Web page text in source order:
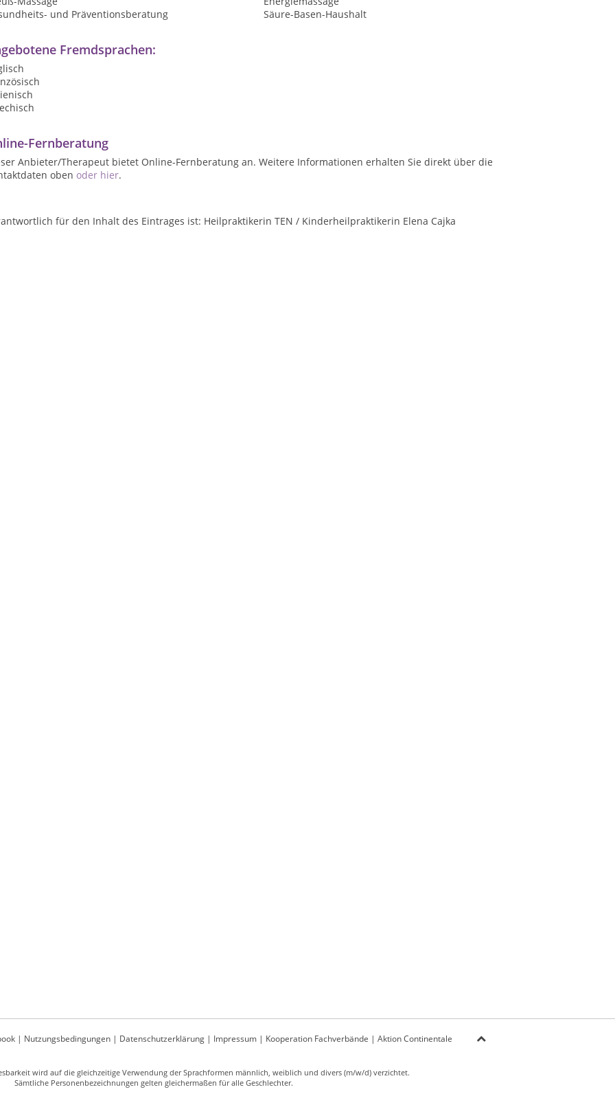
und Präventionsberatung
Säure-Basen-Haushalt
Fremdsprachen:
Fernberatung
Anbieter/Therapeut bietet Online-Fernberatung an. Weitere Informationen erhalten Sie direkt über die
oben oder hier.
für den Inhalt des Eintrages ist: Heilpraktikerin TEN / Kinderheilpraktikerin Elena Cajka
| Nutzungsbedingungen| Datenschutzerklärung| Impressum| Kooperation Fachverbände | Aktion Continentale
wird auf die gleichzeitige Verwendung der Sprachformen männlich, weiblich und divers (m/w/d) verzichtet.
Sämtliche Personenbezeichnungen gelten gleichermaßen für alle Geschlechter.